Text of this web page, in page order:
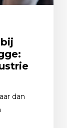
dan